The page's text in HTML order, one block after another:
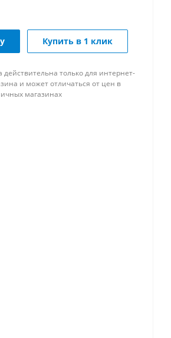
Купить в 1 клик
действительна только для интернет-
и может отличаться от цен в
магазинах